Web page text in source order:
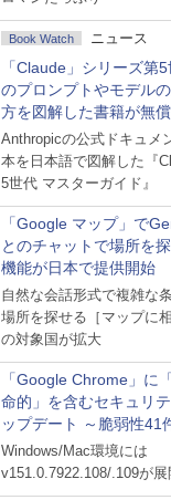
Book Watch ニュース
「Claude」シリーズ第
のプロンプトやモデル
方を図解した書籍が無
Anthropicの公式ドキュメ
本を日本語で図解した『
5世代 マスターガイド』
「Google マップ」で
とのチャットで場所を
機能が日本で提供開始
自然な会話形式で複雑な
場所を探せる［マップに相
の対象国が拡大
「Google Chrome」に
命的」を含むセキュリ
ップデート ～脆弱性41
対処
Windows/Mac環境には
v151.0.7922.108/.109が展